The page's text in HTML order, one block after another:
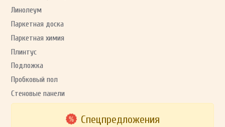
Линолеум
Паркетная доска
Паркетная химия
Плинтус
Подложка
Пробковый пол
Стеновые панели
Спецпредложения